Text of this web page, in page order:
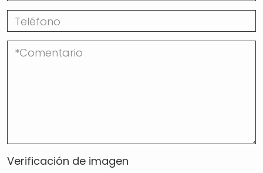
Verificación de imagen